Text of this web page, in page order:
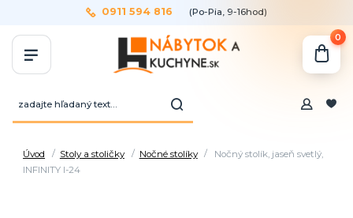
0911 594 816 (Po-Pia, 9-16hod)
0
Úvod Stoly a stoličky Nočné stolíky
Nočný stolík, jaseň svetlý,
INFINITY I-24